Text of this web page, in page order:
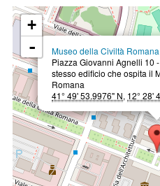
Museo della Civiltà Romana
Piazza Giovanni Agnelli 10
stesso edificio che ospita il
Romana
41° 49' 53.9976" N, 12° 28'
+
-